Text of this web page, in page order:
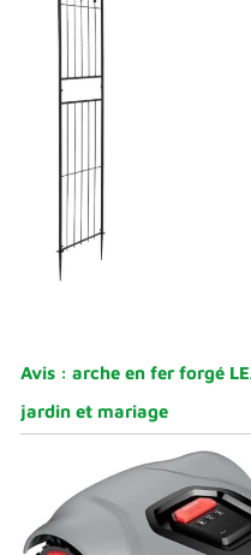
Avis : arche en fer forgé
jardin et mariage